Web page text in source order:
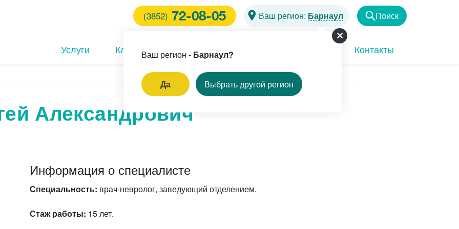
(3852) 72-08-05 Ваш регион: Барнаул
Ваш регион - Барнаул?
Да Выбрать другой регион
Поиск
Услуги Клиники Врачи Программы Контакты
стоматолога
под наркозом
доброкачественных
на коже
Александрович
Информация о специалисте
Специальность: врач-невролог, заведующий отделением.
Стаж работы: 15 лет.